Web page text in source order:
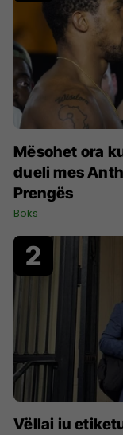
Mësohet ora
dueli mes
Prengës
Boks
Vëllai iu